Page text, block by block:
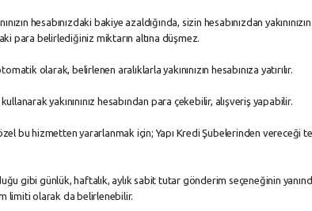
hesabınızdaki bakiye azaldığında, sizin hesabınızdan
para belirlediğiniz miktarın altına düşmez.
olarak, belirlenen aralıklarla yakınınızın hesabınıza yatırılır.
yakınınınız hesabından para çekebilir, alışveriş yapabilir.
bu hizmetten yararlanmak için; Yapı Kredi Şubelerinden vereceği
gibi günlük, haftalık, aylık sabit tutar gönderim seçeneğinin
limiti olarak da belirlenebilir.